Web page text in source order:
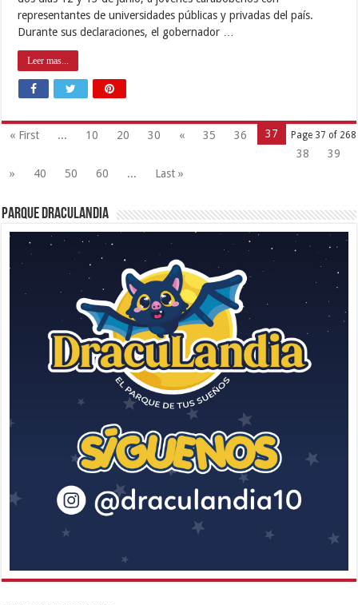
representantes de universidades públicas y privadas del país.
Durante sus declaraciones, el gobernador …
Leer mas...
Page 37 of 268
« First ... 10 20 30 « 35 36
37
38
39
»
40 50 60 ... Last »
Parque Draculandia